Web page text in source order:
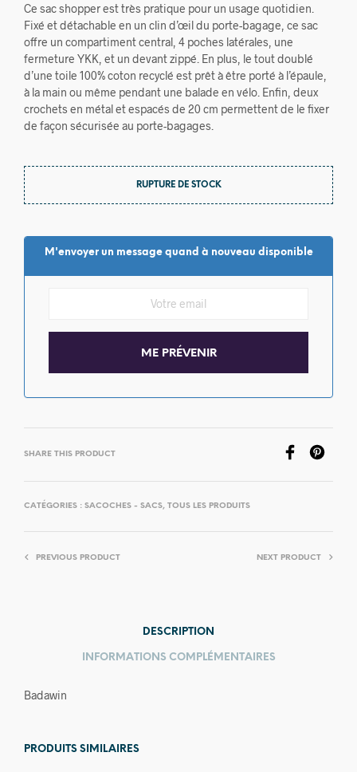
Ce sac shopper est très pratique pour un usage quotidien.
Fixé et détachable en un clin d’œil du porte-bagage, ce sac
offre un compartiment central, 4 poches latérales, une
fermeture YKK, et un devant zippé. En plus, le tout doublé
d’une toile 100% coton recyclé est prêt à être porté à l’épaule,
à la main ou même pendant une balade en vélo. Enfin, deux
crochets en métal et espacés de 20 cm permettent de le fixer
de façon sécurisée au porte-bagages.
RUPTURE DE STOCK
M'envoyer un message quand à nouveau disponible
SHARE THIS PRODUCT
CATÉGORIES : SACOCHES - SACS, TOUS LES PRODUITS
PREVIOUS PRODUCT NEXT PRODUCT
DESCRIPTION
INFORMATIONS COMPLÉMENTAIRES
Badawin
PRODUITS SIMILAIRES